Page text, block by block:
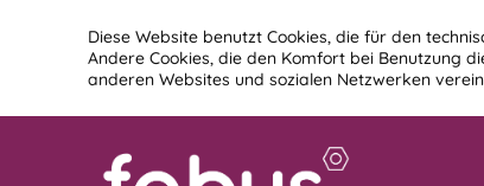
Diese Website benutzt Cookies, die für den
Andere Cookies, die den Komfort bei Benutzung
anderen Websites und sozialen Netzwerken